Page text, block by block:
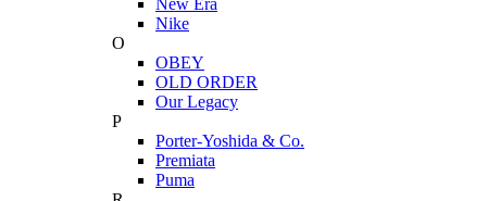
New Era
Nike
O
OBEY
OLD ORDER
Our Legacy
P
Porter-Yoshida & Co.
Premiata
Puma